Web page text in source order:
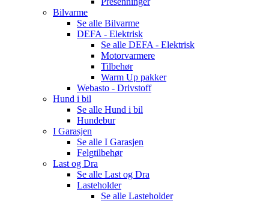
Bilvarme
Se alle Bilvarme
DEFA - Elektrisk
Se alle DEFA - Elektrisk
Motorvarmere
Tilbehør
Warm Up pakker
Webasto - Drivstoff
Hund i bil
Se alle Hund i bil
Hundebur
I Garasjen
Se alle I Garasjen
Felgtilbehør
Last og Dra
Se alle Last og Dra
Lasteholder
Se alle Lasteholder